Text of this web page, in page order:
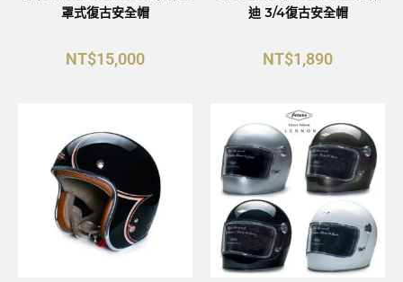
罩式復古安全帽
NT$15,000
迪 3/4復古安全帽
NT$1,890